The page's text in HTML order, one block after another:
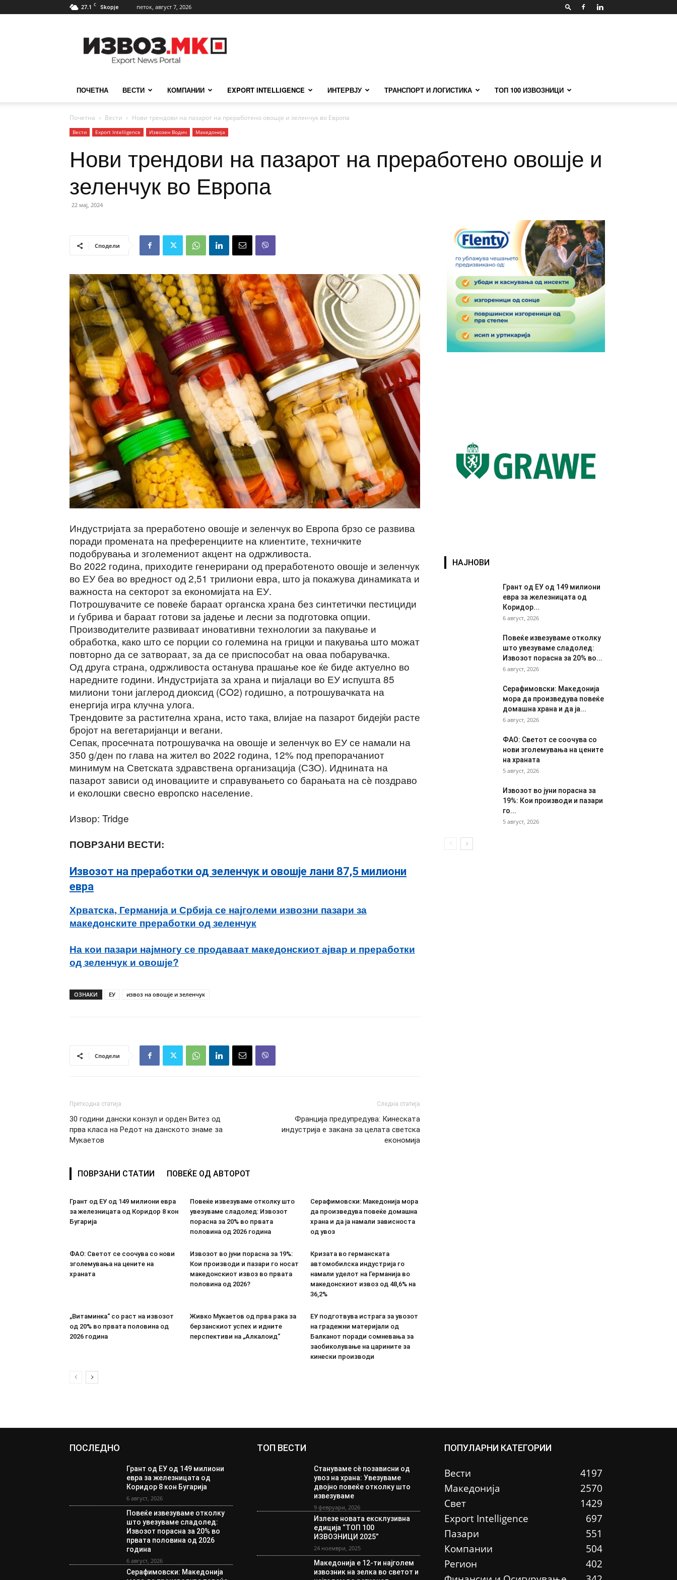
27.1 C Skopje петок, август 7, 2026
ПОЧЕТНА ВЕСТИ КОМПАНИИ EXPORT INTELLIGENCE ИНТЕРВЈУ ТРАНСПОРТ И ЛОГИСТИКА ТОП 100 ИЗВОЗНИЦИ
Почетна Вести Нови трендови на пазарот на преработено овошје и зеленчук во Европа
Вести Еxport Intelligence Извозен Водич Македонија
Нови трендови на пазарот на преработено овошје и
зеленчук во Европа
22 мај, 2024
Сподели
Индустријата за преработено овошје и зеленчук во Европа брзо се развива
поради промената на преференциите на клиентите, техничките
подобрувања и зголемениот акцент на одржливоста.
Во 2022 година, приходите генерирани од преработеното овошје и зеленчук
во ЕУ беа во вредност од 2,51 трилиони евра, што ја покажува динамиката и
важноста на секторот за економијата на ЕУ.
Потрошувачите се повеќе бараат органска храна без синтетички пестициди
и ѓубрива и бараат готови за јадење и лесни за подготовка опции.
Производителите развиваат иновативни технологии за пакување и
обработка, како што се порции со големина на грицки и пакувања што можат
повторно да се затвораат, за да се приспособат на оваа побарувачка.
Од друга страна, одржливоста останува прашање кое ќе биде актуелно во
наредните години. Индустријата за храна и пијалаци во ЕУ испушта 85
милиони тони јаглерод диоксид (CO2) годишно, а потрошувачката на
енергија игра клучна улога.
Трендовите за растителна храна, исто така, влијае на пазарот бидејќи расте
бројот на вегетаријанци и вегани.
Сепак, просечната потрошувачка на овошје и зеленчук во ЕУ се намали на
350 g/ден по глава на жител во 2022 година, 12% под препорачаниот
минимум на Светската здравствена организација (СЗО). Иднината на
пазарот зависи од иновациите и справувањето со барањата на сè поздраво
и еколошки свесно европско население.
Извор: Tridge
ПОВРЗАНИ ВЕСТИ:
Извозот на преработки од зеленчук и овошје лани 87,5 милиони
евра
Хрватска, Германија и Србија се најголеми извозни пазари за
македонските преработки од зеленчук
На кои пазари најмногу се продаваат македонскиот ајвар и преработки
од зеленчук и овошје?
ОЗНАКИ ЕУ извоз на овошје и зеленчук
Сподели
Претходна статија
30 години дански конзул и орден Витез од
прва класа на Редот на данското знаме за
Мукаетов
Следна статија
Франција предупредува: Кинеската
индустрија е закана за целата светска
економија
ПОВРЗАНИ СТАТИИ ПОВЕЌЕ ОД АВТОРОТ
Грант од ЕУ од 149 милиони евра
за железницата од Коридор 8 кон
Бугарија
Повеќе извезуваме отколку што
увезуваме сладолед: Извозот
порасна за 20% во првата
половина од 2026 година
Серафимовски: Македонија мора
да произведува повеќе домашна
храна и да ја намали зависноста
од увоз
ФАО: Светот се соочува со нови
зголемувања на цените на
храната
Извозот во јуни порасна за 19%:
Кои производи и пазари го носат
македонскиот извоз во првата
половина од 2026?
Кризата во германската
автомобилска индустрија го
намали уделот на Германија во
македонскиот извоз од 48,6% на
36,2%
„Витаминка“ со раст на извозот
од 20% во првата половина од
2026 година
Живко Мукаетов од прва рака за
берзанскиот успех и идните
перспективи на „Алкалоид“
ЕУ подготвува истрага за увозот
на градежни материјали од
Балканот поради сомневања за
заобиколување на царините за
кинески производи
НАЈНОВИ
Грант од ЕУ од 149 милиони
евра за железницата од
Коридор...
6 август, 2026
Повеќе извезуваме отколку
што увезуваме сладолед:
Извозот порасна за 20% во...
6 август, 2026
Серафимовски: Македонија
мора да произведува повеќе
домашна храна и да ја...
6 август, 2026
ФАО: Светот се соочува со
нови зголемувања на цените
на храната
5 август, 2026
Извозот во јуни порасна за
19%: Кои производи и пазари
го...
5 август, 2026
ПОСЛЕДНО
Грант од ЕУ од 149 милиони
евра за железницата од
Коридор 8 кон Бугарија
6 август, 2026
Повеќе извезуваме отколку
што увезуваме сладолед:
Извозот порасна за 20% во
првата половина од 2026
година
6 август, 2026
Серафимовски: Македонија
ТОП ВЕСТИ
Стануваме сè позависни од
увоз на храна: Увезуваме
двојно повеќе отколку што
извезуваме
9 февруари, 2026
Излезе новата ексклузивна
едиција “ТОП 100
ИЗВОЗНИЦИ 2025”
24 ноември, 2025
Македонија е 12-ти најголем
извозник на зелка во светот и
ПОПУЛАРНИ КАТЕГОРИИ
Вести
4197
Македонија
2570
Свет
1429
Еxport Intelligence
697
Пазари
551
Компании
504
Регион
402